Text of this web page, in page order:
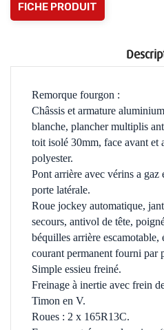
FICHE PRODUIT
Remorque fourgon :
Châssis et armature
blanche, plancher multiplis
toit isolé 30mm, face avant et
polyester.
Pont arrière avec vérins a gaz
porte latérale.
Roue jockey automatique,
secours, antivol de tête,
béquilles arrière escamotable,
courant permanent fourni par
Simple essieu freiné.
Freinage à inertie avec frein
Timon en V.
Roues : 2 x 165R13C.